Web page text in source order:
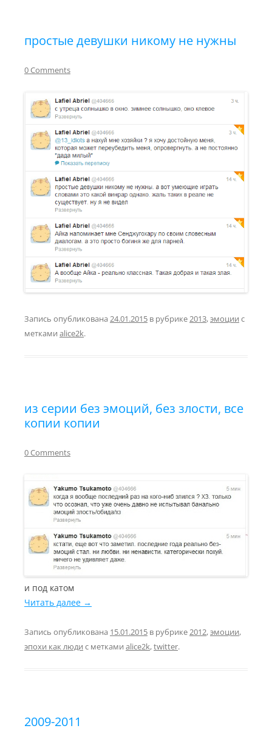
простые девушки никому не нужны
0 Comments
Запись опубликована 24.01.2015 в рубрике2013,эмоции с
метками alice2k.
из серии без эмоций, без злости, все
копии копии
0 Comments
и под катом
Читать далее →
Запись опубликована 15.01.2015 в рубрике2012,эмоции,
эпохи как люди с метками alice2k,twitter.
2009-2011